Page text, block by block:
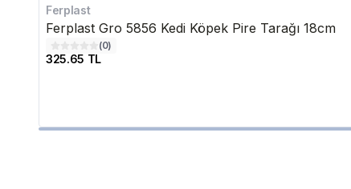
Ferplast
Ferplast Gro 5856 Kedi Köpek Pire Tarağı 18cm
(0)
325.65 TL